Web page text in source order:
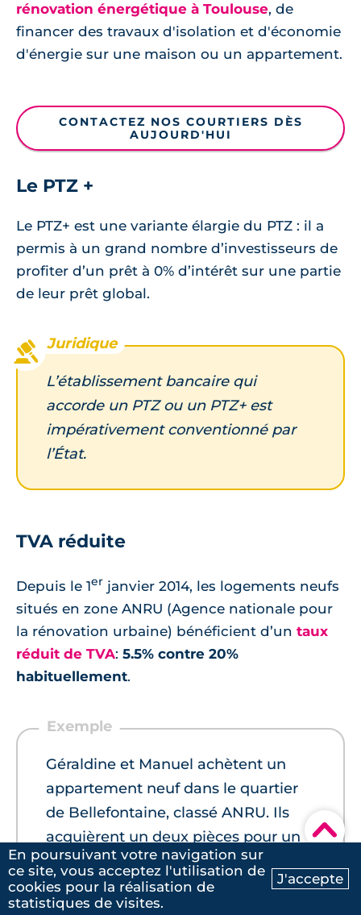
Ma recherche Contactez-nous
▾
rénovation énergétique à Toulouse, de
financer des travaux d'isolation et d'économie
d'énergie sur une maison ou un appartement.
CONTACTEZ NOS COURTIERS DÈS
AUJOURD'HUI
Le PTZ +
Le PTZ+ est une variante élargie du PTZ : il a
permis à un grand nombre d’investisseurs de
profiter d’un prêt à 0% d’intérêt sur une partie
de leur prêt global.
L’établissement bancaire qui
accorde un PTZ ou un PTZ+ est
impérativement conventionné par
l’État.
TVA réduite
Depuis le 1er janvier 2014, les logements neufs
situés en zone ANRU (Agence nationale pour
la rénovation urbaine) bénéficient d’un taux
réduit de TVA: 5.5% contre 20%
habituellement.
Géraldine et Manuel achètent un
appartement neuf dans le quartier
de Bellefontaine, classé ANRU. Ils
acquièrent un deux pièces pour un
montant de 130.000 hors TVA. Avec
la réduction de la TVA à 5.5%, ils
achètent leur appartement 137.150€
En poursuivant votre navigation sur
ce site, vous acceptez l'utilisation de
cookies pour la réalisation de
statistiques de visites.
J'accepte